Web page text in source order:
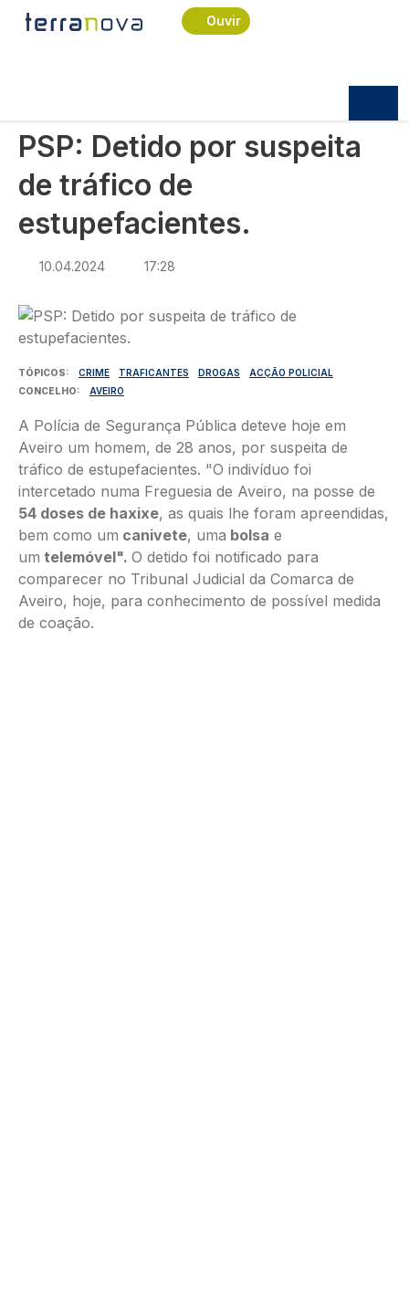
Passar para o conteúdo principal
Ouvir
Navegação estrutural
Início
Sociedade
PSP: Detido por suspeita de tráfico de
PSP: Detido por suspeita
de tráfico de
estupefacientes.
10.04.2024 17:28
Imagem
TÓPICOS CRIME TRAFICANTES DROGAS
ACÇÃO POLICIAL
CONCELHO
AVEIRO
A Polícia de Segurança Pública deteve hoje em
Aveiro um homem, de 28 anos, por suspeita de
tráfico de estupefacientes. "O indivíduo foi
intercetado numa Freguesia de Aveiro, na posse de
54 doses de haxixe, as quais lhe foram apreendidas,
bem como um canivete, uma bolsa e
um telemóvel". O detido foi notificado para
comparecer no Tribunal Judicial da Comarca de
Aveiro, hoje, para conhecimento de possível medida
de coação.